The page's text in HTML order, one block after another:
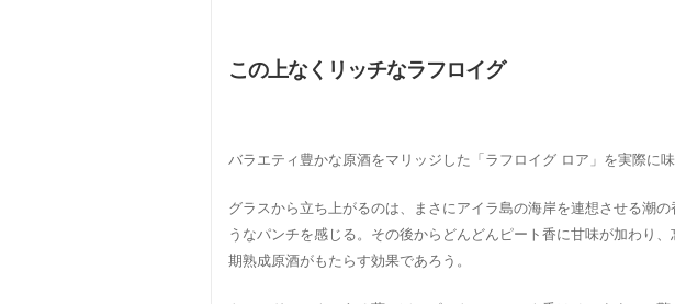
この上なくリッチなラフロイグ
バラエティ豊かな原酒をマリッジした「ラフロイグ ロア」を実際に味
グラスから立ち上がるのは、まさにアイラ島の海岸を連想させる潮
うなパンチを感じる。その後からどんどんピート香に甘味が加わり
期熟成原酒がもたらす効果であろう。